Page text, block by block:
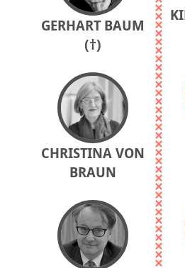
GERHART BAUM
(†)
CHRISTINA VON
BRAUN